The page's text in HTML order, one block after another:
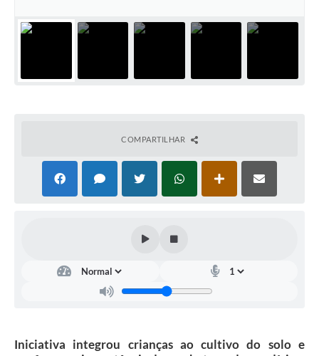
COMPARTILHAR
Iniciativa integrou crianças ao cultivo do solo e